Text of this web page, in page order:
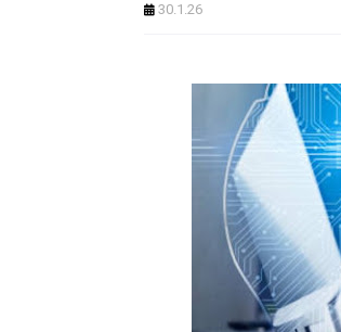
30.1.26